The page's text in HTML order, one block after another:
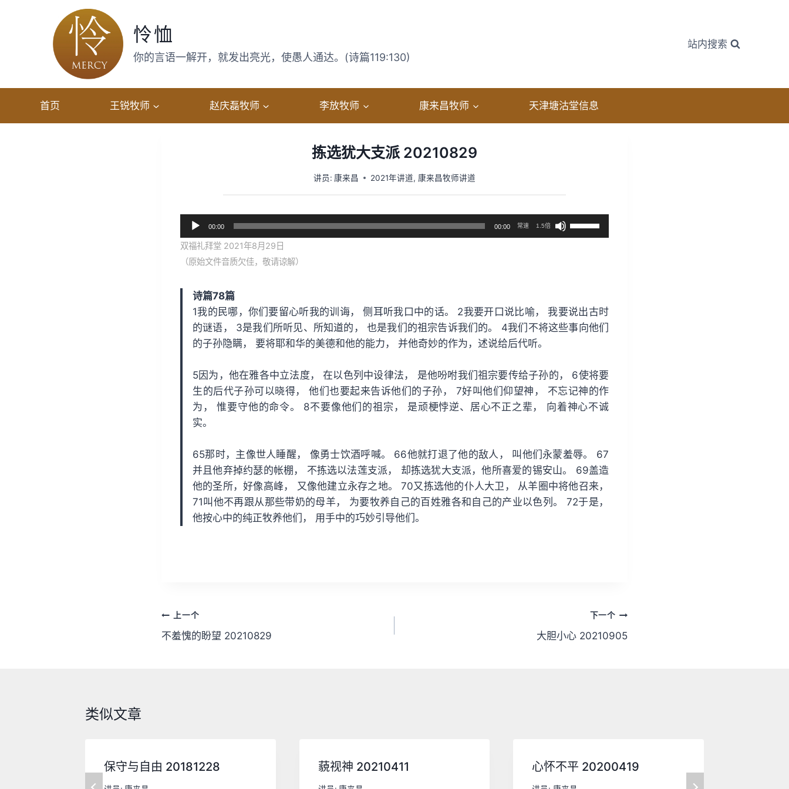
怜恤
你的言语一解开，就发出亮光，使愚人通达。(诗篇119:130)
站内搜索
首页 王锐牧师 赵庆磊牧师 李放牧师 康来昌牧师 天津塘沽堂信息
拣选犹大支派 20210829
讲员: 康来昌 2021年讲道, 康来昌牧师讲道
频
播
放
00:00 00:00 常速 1.5倍
使
用
头
键
高
或
降
量
。
双福礼拜堂 2021年8月29日
（原始文件音质欠佳，敬请谅解）
诗篇78篇
1我的民哪，你们要留心听我的训诲， 侧耳听我口中的话。 2我要开口说比喻， 我要说出古时
的谜语， 3是我们所听见、所知道的， 也是我们的祖宗告诉我们的。 4我们不将这些事向他们
的子孙隐瞒， 要将耶和华的美德和他的能力， 并他奇妙的作为，述说给后代听。
5因为，他在雅各中立法度， 在以色列中设律法， 是他吩咐我们祖宗要传给子孙的， 6使将要
生的后代子孙可以晓得， 他们也要起来告诉他们的子孙， 7好叫他们仰望神， 不忘记神的作
为， 惟要守他的命令。 8不要像他们的祖宗， 是顽梗悖逆、居心不正之辈， 向着神心不诚
实。
65那时，主像世人睡醒， 像勇士饮酒呼喊。 66他就打退了他的敌人， 叫他们永蒙羞辱。 67
并且他弃掉约瑟的帐棚， 不拣选以法莲支派， 却拣选犹大支派，他所喜爱的锡安山。 69盖造
他的圣所，好像高峰， 又像他建立永存之地。 70又拣选他的仆人大卫， 从羊圈中将他召来，
71叫他不再跟从那些带奶的母羊， 为要牧养自己的百姓雅各和自己的产业以色列。 72于是，
他按心中的纯正牧养他们， 用手中的巧妙引导他们。
文
章
上一个
不羞愧的盼望 20210829
下一个
大胆小心 20210905
类似文章
保守与自由 20181228 藐视神 20210411 心怀不平 20200419